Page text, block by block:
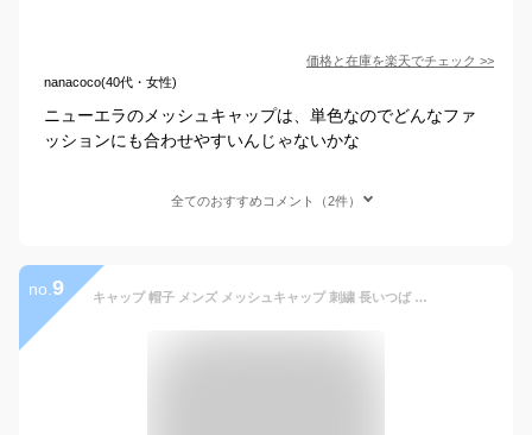
価格と在庫を楽天でチェック >>
nanacoco(40代・女性)
ニューエラのメッシュキャップは、単色なのでどんなファ
ッションにも合わせやすいんじゃないかな
全てのおすすめコメント（2件）
no. 9 キャップ 帽子 メンズ メッシュキャップ 刺繍 長いつば 涼しい ロゴ 送料無料 野球帽 UVカット 日焼け止め 通気性抜群 吸汗速乾 紫外線対策 メッシュ スポーツ 5色 春夏 日よけ 調節可能 ぼうし ゴルフ 釣り 旅行 登山 ベースボール ギフト 父の日 プレゼント